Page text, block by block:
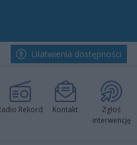
Ułatwienia dostępności
Rekord Kontakt
Zgłoś
interwencję